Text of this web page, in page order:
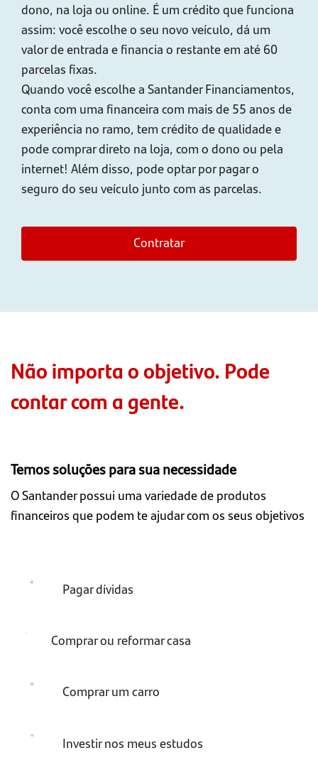
dono, na loja ou online. É um crédito que funciona
assim: você escolhe o seu novo veículo, dá um
valor de entrada e financia o restante em até 60
parcelas fixas.
Quando você escolhe a Santander Financiamentos,
conta com uma financeira com mais de 55 anos de
experiência no ramo, tem crédito de qualidade e
pode comprar direto na loja, com o dono ou pela
internet! Além disso, pode optar por pagar o
seguro do seu veículo junto com as parcelas.
Contratar
Não importa o objetivo. Pode
contar com a gente.
Temos soluções para sua necessidade
O Santander possui uma variedade de produtos
financeiros que podem te ajudar com os seus objetivos
Pagar dívidas
Comprar ou reformar casa
Comprar um carro
Investir nos meus estudos